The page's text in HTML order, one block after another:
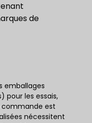
de
emballages
pour les essais,
commande est
nécessitent